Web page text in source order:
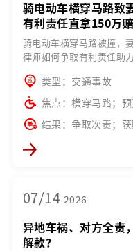
骑电动车横穿马路致
有利责任直拿150万赔
骑电动车横穿马路被撞，
律师如何争取有利责任助
类型：交通事故
焦点：横穿马路；
结果：争取次责；
07/14 2026
异地车祸、对方全责
解款？